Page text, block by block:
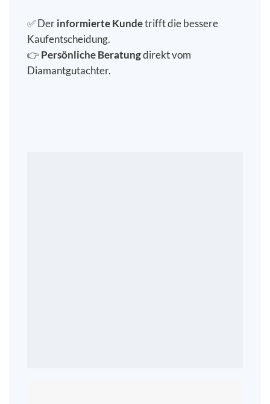
✅ Derinformierte Kundetrifft die bessere
Kaufentscheidung.
👉Persönliche Beratungdirekt vom
Diamantgutachter.